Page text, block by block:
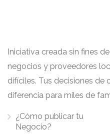
Iniciativa creada sin fines
negocios y proveedores
difíciles. Tus decisiones de
diferencia para miles de
¿Cómo publicar tu
Negocio?